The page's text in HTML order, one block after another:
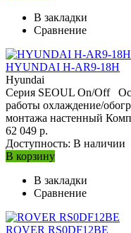
В закладки
Сравнение
HYUNDAI H-AR9-18H
Hyundai
Серия SEOUL On/Off
работы охлаждение/
монтажа настенный
62 049 р.
Доступность: В наличии
В корзину
В закладки
Сравнение
ROVER RS0DF12BE